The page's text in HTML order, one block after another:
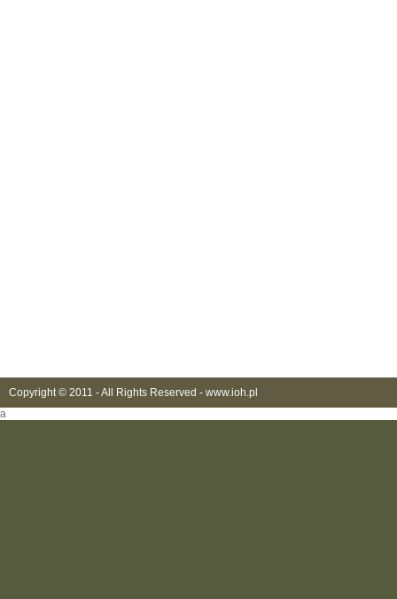
Copyright © 2011 - All Rights Reserved - www.ioh.pl
a